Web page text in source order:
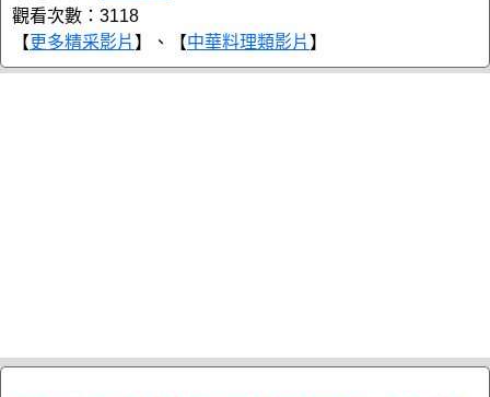
觀看次數：3118
【更多精采影片 】、【中華料理類影片 】